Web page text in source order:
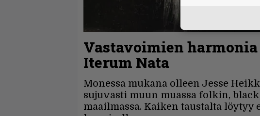
Vastavoimien
Iterum Nata
Monessa mukana olleen Jesse
sujuvasti muun muassa folkin,
maailmassa. Kaiken taustalta